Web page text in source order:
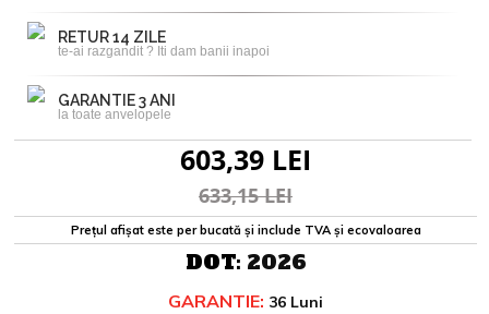
RETUR 14 ZILE
te-ai razgandit ? Iti dam banii inapoi
GARANTIE 3 ANI
la toate anvelopele
603,39 LEI
633,15 LEI
Prețul afișat este per bucată și include TVA și ecovaloarea
DOT: 2026
GARANTIE: 36 Luni